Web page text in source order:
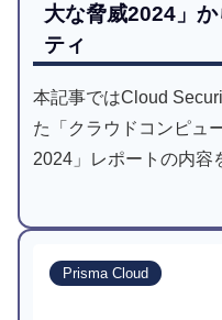
大な脅威2024」
ティ
本記事ではCloud
た「クラウドコンピュ
2024」レポートの内容
る代表的なリスクと、
Prisma Cloud